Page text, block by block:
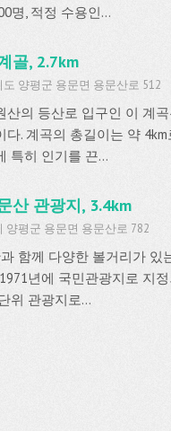
명, 적정 수용인...
골, 2.7km
도 양평군 용문면 용문산로 512
산의 등산로 입구인 이 계
다. 계곡의 총길이는 약
특히 인기를 끈...
산 관광지, 3.4km
양평군 용문면 용문산로 782
함께 다양한 볼거리가 있
년에 국민관광지로 지
위 관광지로...